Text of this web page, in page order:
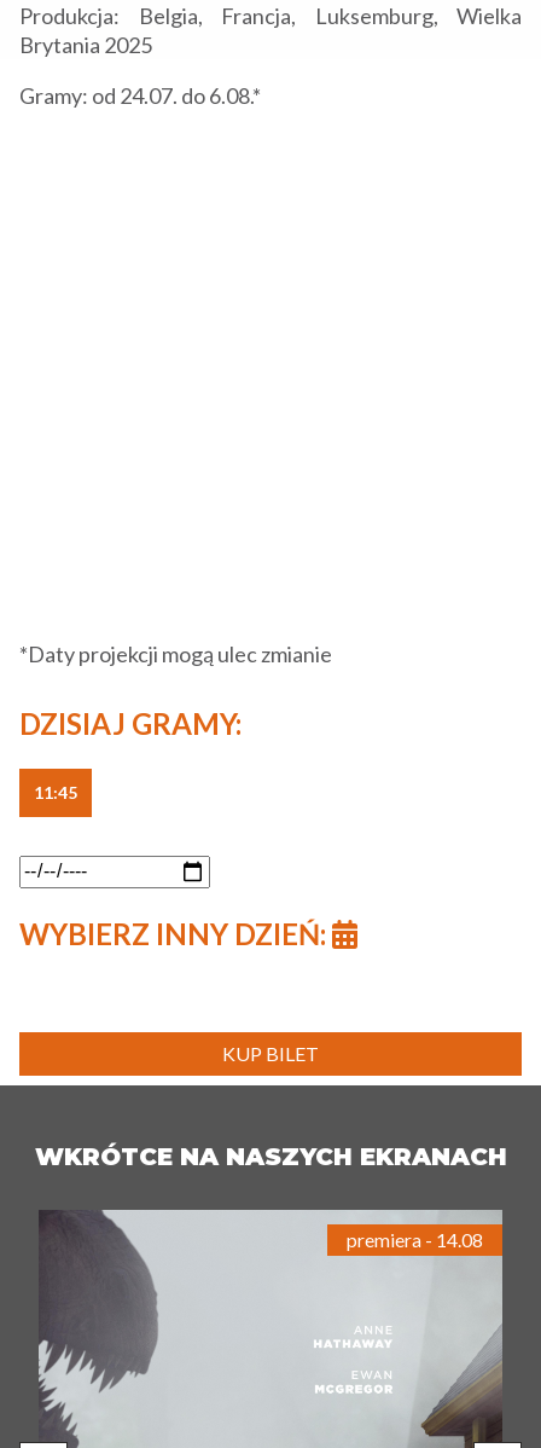
Produkcja: Belgia, Francja, Luksemburg, Wielka
Brytania 2025
Gramy: od 24.07. do 6.08.*
*Daty projekcji mogą ulec zmianie
DZISIAJ GRAMY:
11:45
WYBIERZ INNY DZIEŃ:
KUP BILET
WKRÓTCE NA NASZYCH EKRANACH
premiera - 14.08